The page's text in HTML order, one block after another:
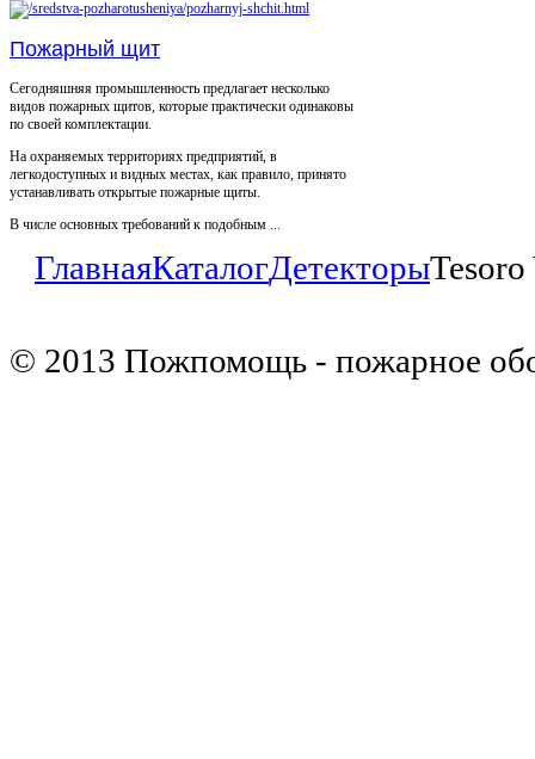
Пожарный щит
Сегодняшняя промышленность предлагает несколько
видов пожарных щитов, которые практически одинаковы
по своей комплектации.
На охраняемых территориях предприятий, в
легкодоступных и видных местах, как правило, принято
устанавливать открытые пожарные щиты.
В числе основных требований к подобным ...
ГлавнаяКаталогДетекторыTesoro
© 2013 Пожпомощь - пожарное